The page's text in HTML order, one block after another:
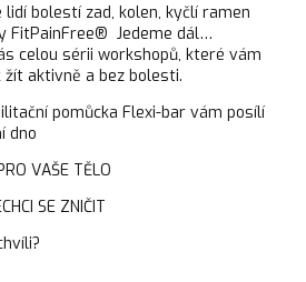
bolestí zad, kolen, kyčlí ramen
FitPainFree® Jedeme dál…
celou sérii workshopů, které vám
žít aktivně a bez bolesti.
pomůcka Flexi-bar vám posílí
dno
VAŠE TĚLO
SE ZNIČIT